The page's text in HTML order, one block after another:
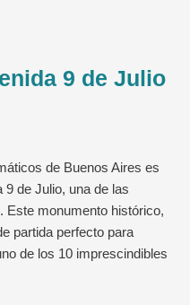
9 de Julio
de Buenos Aires es
9 de Julio, una de las
Este monumento histórico,
partida perfecto para
de los 10 imprescindibles